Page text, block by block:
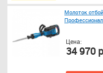
Молоток
Цена:
34 970